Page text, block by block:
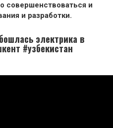
совершенствоваться и
и разработки.
электрика в
#узбекистан